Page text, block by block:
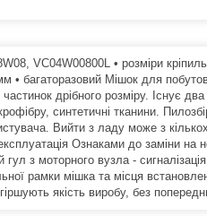
VC04W00800L • розміри
• багаторазовий Мішок для
дрібного розміру. Існує
синтетичні тканини.
Вийти з ладу може з
Ознаками до заміни
гул з моторного вузла -
рамки мішка та місця
якість виробу, без